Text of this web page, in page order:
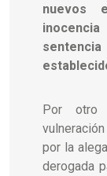
nuevos
Por otro
por la
derogada